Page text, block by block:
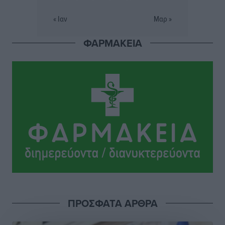
την Ελλάδα
ΦΟΔΣΑ Νοτίου Αιγαίου: «Δεν ζητάμε ασυλία – ζητάμε
θεσμική προστασία της αυτοδιοίκησης»
Τοπικές Ειδήσεις πριν 4 ώρες
Στη διαδικασία της απευθείας διαπραγμάτευσης ο
Στο Αυτόφωρο 47χρονος που φέρεται να απείλησε τη
« Ιαν Μαρ »
ΦΑΡΜΑΚΕΙΑ
ΠΡΟΣΦΑΤΑ ΑΡΘΡΑ